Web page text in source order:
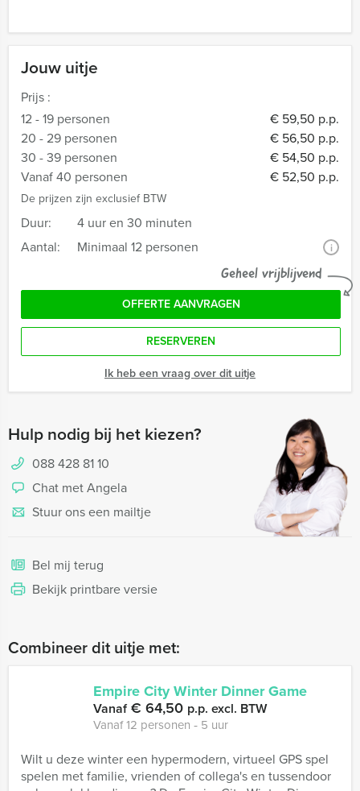
Jouw uitje
Prijs :
12 - 19 personen
€ 59,50 p.p.
20 - 29 personen
€ 56,50 p.p.
30 - 39 personen
€ 54,50 p.p.
Vanaf 40 personen
€ 52,50 p.p.
De prijzen zijn exclusief BTW
Duur:
4 uur en 30 minuten
Aantal:
Minimaal 12 personen i
Geheel vrijblijvend
OFFERTE AANVRAGEN
RESERVEREN
Ik heb een vraag over dit uitje
Hulp nodig bij het kiezen?
088 428 81 10
Chat met Angela
Stuur ons een mailtje
Bel mij terug
Bekijk printbare versie
Combineer dit uitje met:
Empire City Winter Dinner Game
Vanaf€ 64,50 p.p. excl. BTW
Vanaf 12 personen ‐ 5 uur
Wilt u deze winter een hypermodern, virtueel GPS spel
spelen met familie, vrienden of collega's en tussendoor